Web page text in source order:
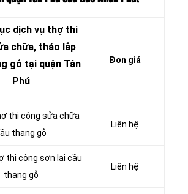
dịch vụ thợ thi
chữa, tháo lắp
gỗ tại quận Tân
Phú
Đơn giá
thi công sửa chữa
thang gỗ
Liên hệ
thi công sơn lại cầu
thang gỗ
Liên hệ